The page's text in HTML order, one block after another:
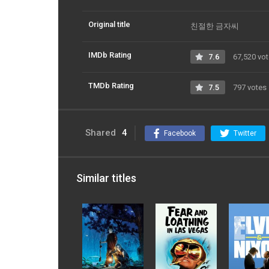
Original title 친절한 금자씨
IMDb Rating 7.6 67,520
TMDb Rating 7.5 797 votes
Shared 4 Facebook Twitter
Similar titles